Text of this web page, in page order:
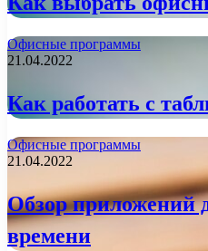
Офисные программы
21.04.2022
Как работать с
Офисные программы
21.04.2022
Обзор приложений
времени